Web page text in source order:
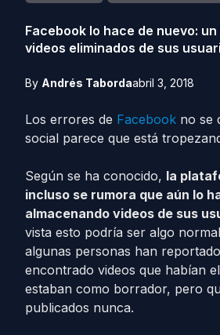
Facebook lo hace de nuevo:
videos eliminados de sus
By Andrés Tabordaabril 3, 2018
Los errores de Facebook no se
social parece que está
Según se ha conocido, la
incluso se rumora que aún lo
almacenando videos de sus
vista esto podría ser algo
algunas personas han
encontrado videos que habían
estaban como borrador, pero
publicados nunca.